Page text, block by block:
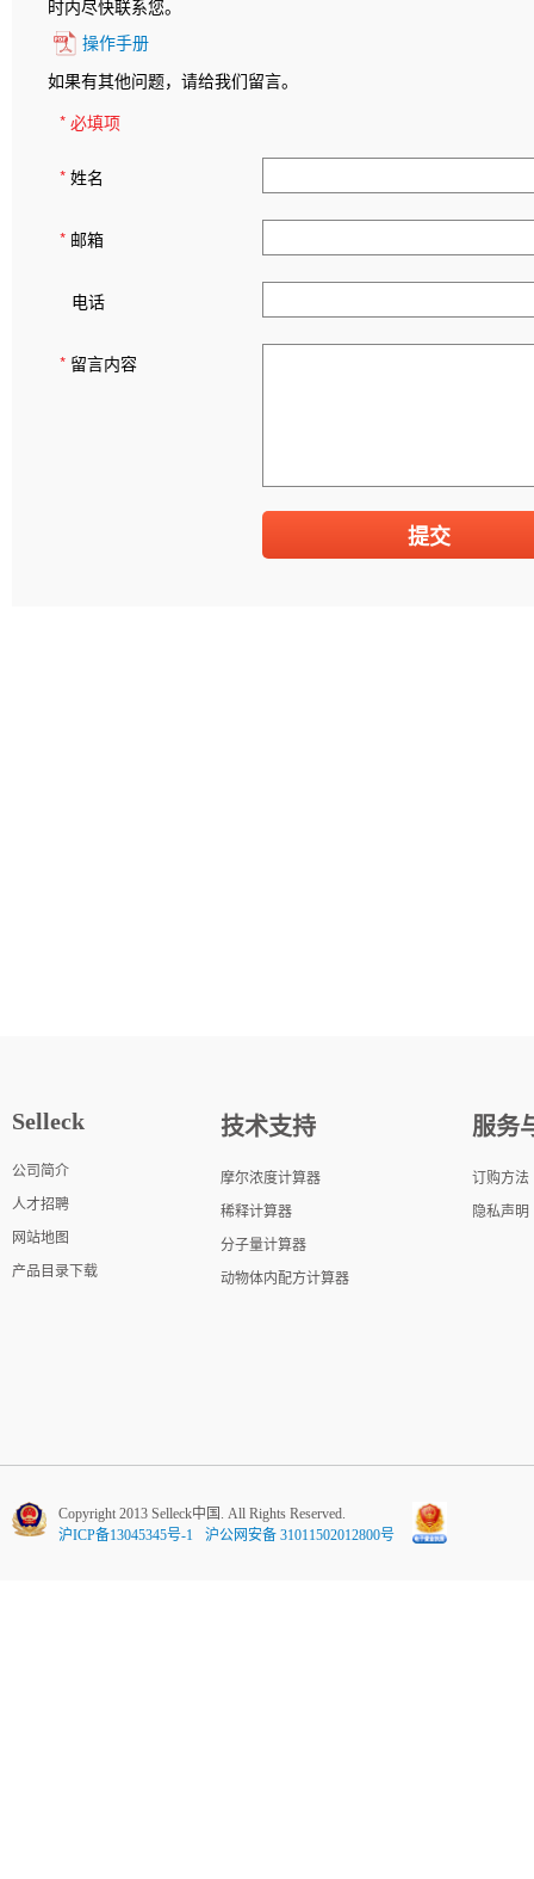
时内尽快联系您。
操作手册
如果有其他问题，请给我们留言。
* 必填项
* 姓名
* 邮箱
电话
* 留言内容
Selleck
公司简介
人才招聘
网站地图
产品目录下载
技术支持
摩尔浓度计算器
稀释计算器
分子量计算器
动物体内配方计算器
服务
订购方法
隐私声明
Copyright 2013 Selleck中国. All Rights Reserved.
沪ICP备13045345号-1
沪公网安备 31011502012800号